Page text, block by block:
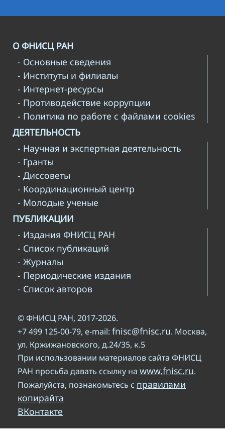
О ФНИСЦ РАН
- Основные сведения
- Институты и филиалы
- Интернет-ресурсы
- Противодействие коррупции
- Политика по работе с файлами cookies
ДЕЯТЕЛЬНОСТЬ
- Научная и экспертная деятельность
- Гранты
- Диссоветы
- Координационный центр
- Молодые ученые
ПУБЛИКАЦИИ
- Издания ФНИСЦ РАН
- Список публикаций
- Журналы
- Периодические издания
- Список авторов
© ФНИСЦ РАН, 2017-2026.
+7 499 125-00-79, e-mail: fnisc@fnisc.ru. Москва,
ул. Кржижановского, д.24/35, к.5
При использовании материалов сайта ФНИСЦ
РАН просьба давать ссылку на www.fnisc.ru.
Пожалуйста, познакомьтесь с правилами
копирайта
ВКонтакте